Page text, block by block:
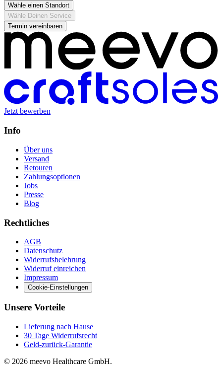
Wähle einen Standort
Wähle Deinen Service
Termin vereinbaren
Jetzt bewerben
Info
Über uns
Versand
Retouren
Zahlungsoptionen
Jobs
Presse
Blog
Rechtliches
AGB
Datenschutz
Widerrufsbelehrung
Widerruf einreichen
Impressum
Cookie-Einstellungen
Unsere Vorteile
Lieferung nach Hause
30 Tage Widerrufsrecht
Geld-zurück-Garantie
© 2026 meevo Healthcare GmbH.